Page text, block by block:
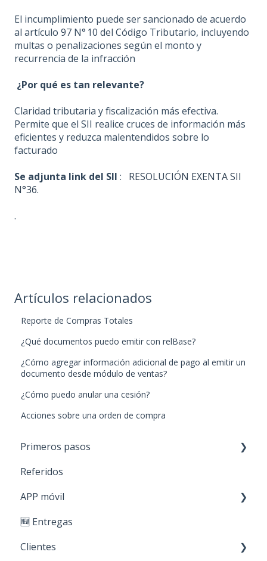
El incumplimiento puede ser sancionado de acuerdo
al artículo 97 N° 10 del Código Tributario, incluyendo
multas o penalizaciones según el monto y
recurrencia de la infracción
¿Por qué es tan relevante?
Claridad tributaria y fiscalización más efectiva.
Permite que el SII realice cruces de información más
eficientes y reduzca malentendidos sobre lo
facturado
Se adjunta link del SII : RESOLUCIÓN EXENTA SII
N°36.
.
Artículos relacionados
Reporte de Compras Totales
¿Qué documentos puedo emitir con relBase?
¿Cómo agregar información adicional de pago al emitir un
documento desde módulo de ventas?
¿Cómo puedo anular una cesión?
Acciones sobre una orden de compra
Primeros pasos
Paso 1: Nuevos productos
Paso 2: Carga de stock
Paso 3: Crear clientes
Paso 4: Realizar ventas
Referidos
APP móvil
Primeros Pasos
🆕 Entregas
Clientes